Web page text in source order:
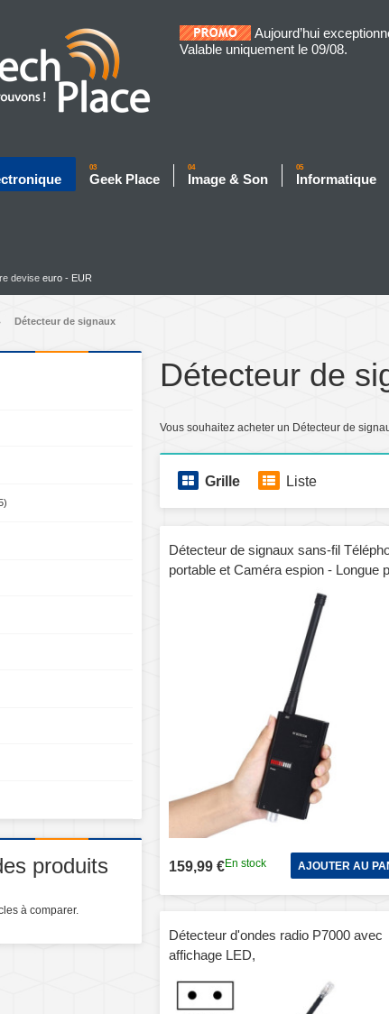
Aujourd’hui
Valable uniquement le 09/08.
03
Geek Place
04
Image & Son
05
Informatique
devise euro - EUR
Détecteur de signaux
Détecteur de
Vous souhaitez acheter un Détecteur de
Grille Liste
Détecteur de signaux sans-fil
portable et Caméra espion - Longue
159,99 €En stock AJOUTER AU
Détecteur d'ondes radio P7000 avec
affichage LED,
produits
à comparer.